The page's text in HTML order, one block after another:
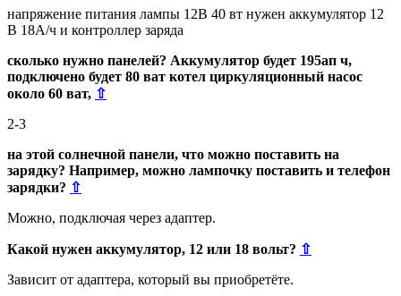
напряжение питания лампы 12В 40 вт нужен аккумулятор 12
В 18А/ч и контроллер заряда
сколько нужно панелей? Аккумулятор будет 195ап ч,
подключено будет 80 ват котел циркуляционный насос
около 60 ват, ⇧
2-3
на этой солнечной панели, что можно поставить на
зарядку? Например, можно лампочку поставить и телефон
зарядки? ⇧
Можно, подключая через адаптер.
Какой нужен аккумулятор, 12 или 18 вольт? ⇧
Зависит от адаптера, который вы приобретёте.